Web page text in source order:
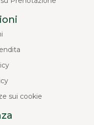
sui cookie